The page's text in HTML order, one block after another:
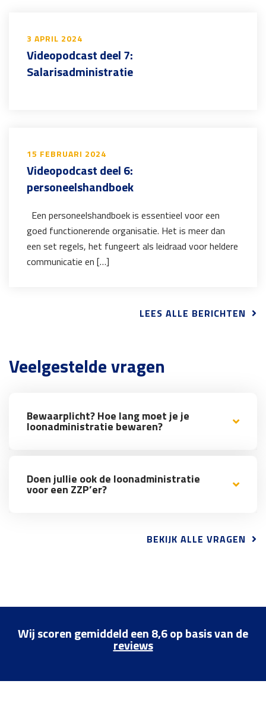
3 APRIL 2024
Videopodcast deel 7:
Salarisadministratie
15 FEBRUARI 2024
Videopodcast deel 6:
personeelshandboek
Een personeelshandboek is essentieel voor een
goed functionerende organisatie. Het is meer dan
een set regels, het fungeert als leidraad voor heldere
communicatie en […]
LEES ALLE BERICHTEN
Veelgestelde vragen
Bewaarplicht? Hoe lang moet je je
loonadministratie bewaren?
Doen jullie ook de loonadministratie
voor een ZZP’er?
BEKIJK ALLE VRAGEN
Wij scoren gemiddeld een 8,6 op basis van de
reviews